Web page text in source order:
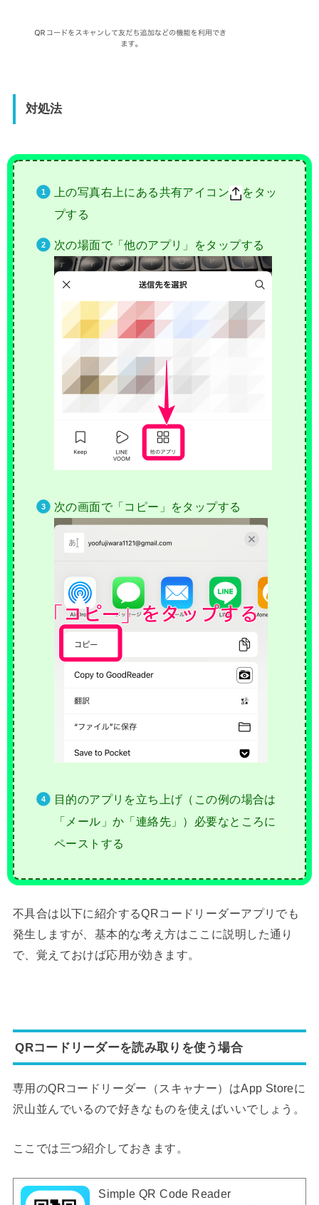
対処法
上の写真右上にある共有アイコン
をタッ
プする
次の場面で「他のアプリ」をタップする
次の画面で「コピー」をタップする
目的のアプリを立ち上げ（この例の場合は
「メール」か「連絡先」）必要なところに
ペーストする
不具合は以下に紹介するQRコードリーダーアプリでも
発生しますが、基本的な考え方はここに説明した通り
で、覚えておけば応用が効きます。
QRコードリーダーを読み取りを使う場合
専用のQRコードリーダー（スキャナー）はApp Storeに
沢山並んでいるので好きなものを使えばいいでしょう。
ここでは三つ紹介しておきます。
Simple QR Code Reader